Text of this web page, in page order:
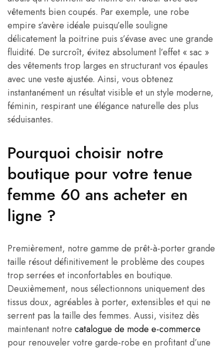
vêtements bien coupés. Par exemple, une robe
empire s’avère idéale puisqu’elle souligne
délicatement la poitrine puis s’évase avec une grande
fluidité. De surcroît, évitez absolument l’effet « sac »
des vêtements trop larges en structurant vos épaules
avec une veste ajustée. Ainsi, vous obtenez
instantanément un résultat visible et un style moderne,
féminin, respirant une élégance naturelle des plus
séduisantes.
Pourquoi choisir notre
boutique pour votre tenue
femme 60 ans acheter en
ligne ?
Premièrement, notre gamme de prêt-à-porter grande
taille résout définitivement le problème des coupes
trop serrées et inconfortables en boutique.
Deuxièmement, nous sélectionnons uniquement des
tissus doux, agréables à porter, extensibles et qui ne
serrent pas la taille des femmes. Aussi, visitez dès
maintenant notre catalogue de mode e-commerce
pour renouveler votre garde-robe en profitant d’une